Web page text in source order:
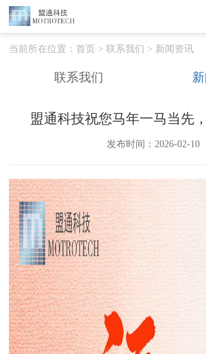
当前所在位置：首页 >联系我们 > 新闻资讯
联系我们
盟通科技祝您马年一马当先
发布时间：2026-02-10